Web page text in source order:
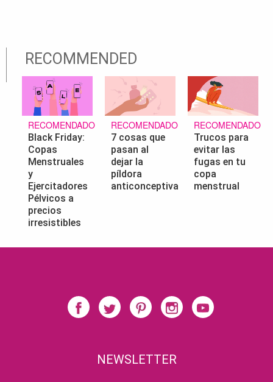
RECOMMENDED
RECOMENDADO
Black Friday:
Copas
Menstruales
y
Ejercitadores
Pélvicos a
precios
irresistibles
RECOMENDADO
7 cosas que
pasan al
dejar la
píldora
anticonceptiva
RECOMENDADO
Trucos para
evitar las
fugas en tu
copa
menstrual
NEWSLETTER